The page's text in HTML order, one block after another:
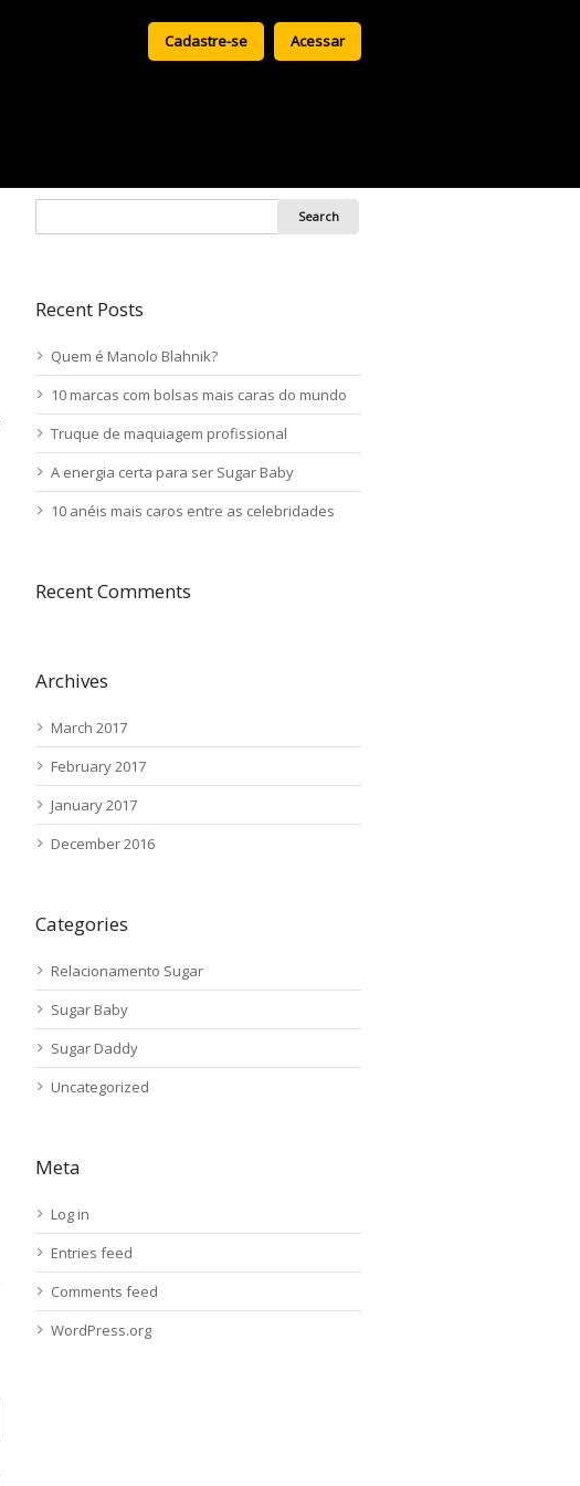
Cadastre-se Acessar
Recent Posts
Quem é Manolo Blahnik?
10 marcas com bolsas mais caras do mundo
Truque de maquiagem profissional
A energia certa para ser Sugar Baby
10 anéis mais caros entre as celebridades
Recent Comments
Archives
March 2017
February 2017
January 2017
December 2016
Categories
Relacionamento Sugar
Sugar Baby
Sugar Daddy
Uncategorized
Meta
Log in
Entries feed
Comments feed
WordPress.org